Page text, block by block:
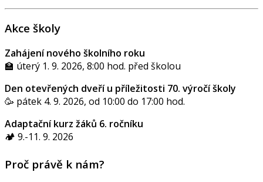
Akce školy
Zahájení nového školního roku
🏫 úterý 1. 9. 2026, 8:00 hod. před školou
Den otevřených dveří u příležitosti 70. výročí školy
🥳 pátek 4. 9. 2026, od 10:00 do 17:00 hod.
Adaptační kurz žáků 6. ročníku
🏕️ 9.-11. 9. 2026
Proč právě k nám?